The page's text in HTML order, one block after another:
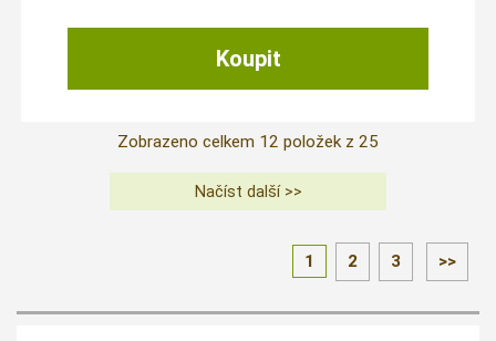
Zobrazeno celkem 12 položek z 25
1 2 3 >>